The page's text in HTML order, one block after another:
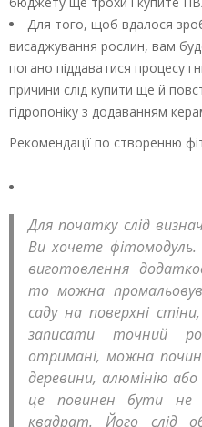
Для того, щоб вдалося
висаджування рослин, вам
погано піддаватися процесу
причини слід купити ще й
гідропоніку з додаванням
Рекомендації по створенню
Для початку слід
Ви хочете
виготовлення
то можна
саду на поверхні
записати точний
отримані, можна
деревини, алюмінію
це повинен бути не
квадрат. Його слід